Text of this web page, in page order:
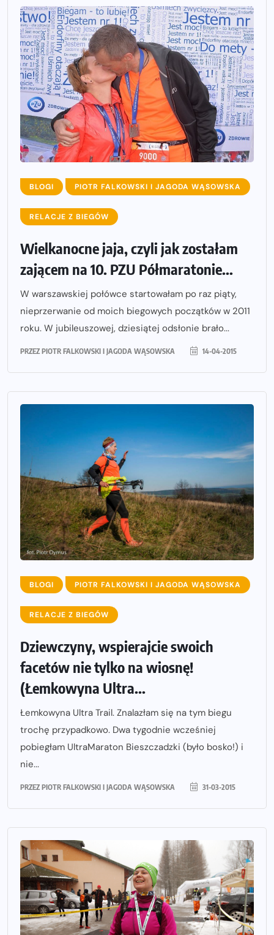
BLOGI PIOTR FALKOWSKI I JAGODA WĄSOWSKA
RELACJE Z BIEGÓW
Wielkanocne jaja, czyli jak zostałam
zającem na 10. PZU Półmaratonie...
W warszawskiej połówce startowałam po raz piąty,
nieprzerwanie od moich biegowych początków w 2011
roku. W jubileuszowej, dziesiątej odsłonie brało...
PRZEZ PIOTR FALKOWSKI I JAGODA WĄSOWSKA 14-04-2015
BLOGI PIOTR FALKOWSKI I JAGODA WĄSOWSKA
RELACJE Z BIEGÓW
Dziewczyny, wspierajcie swoich
facetów nie tylko na wiosnę!
(Łemkowyna Ultra...
Łemkowyna Ultra Trail. Znalazłam się na tym biegu
trochę przypadkowo. Dwa tygodnie wcześniej
pobiegłam UltraMaraton Bieszczadzki (było bosko!) i
nie...
PRZEZ PIOTR FALKOWSKI I JAGODA WĄSOWSKA 31-03-2015